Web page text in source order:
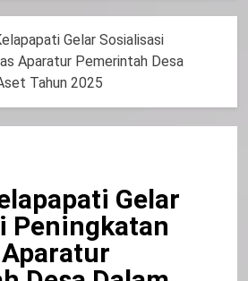
Gelar Sosialisasi
Aparatur Pemerintah Desa
Tahun 2025
Gelar
Peningkatan